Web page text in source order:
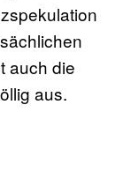
auch die
aus.